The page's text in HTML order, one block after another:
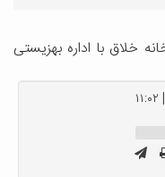
خلاق با اداره بهزیستی